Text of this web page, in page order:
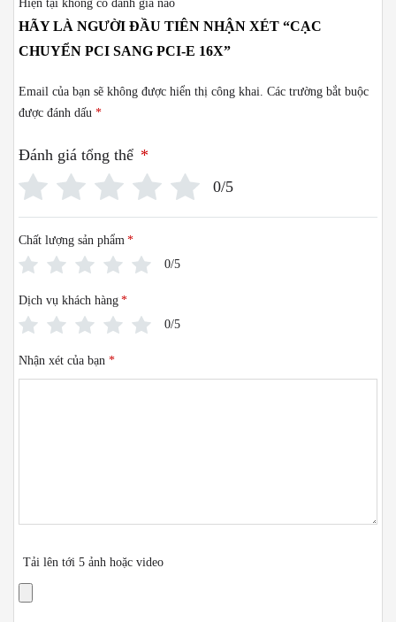
Hiện tại không có đánh giá nào
HÃY LÀ NGƯỜI ĐẦU TIÊN NHẬN XÉT “CẠC
CHUYỂN PCI SANG PCI-E 16X”
Email của bạn sẽ không được hiển thị công khai. Các trường bắt buộc
được đánh dấu *
Đánh giá tổng thể *
0/5
Chất lượng sản phẩm *
0/5
Dịch vụ khách hàng *
0/5
Nhận xét của bạn *
Tải lên tới 5 ảnh hoặc video